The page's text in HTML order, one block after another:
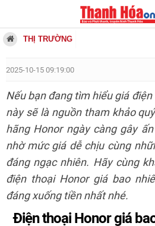
THỊ TRƯỜNG
2025-10-15 09:19:00
Nếu bạn đang tìm hiểu giá
này sẽ là nguồn tham khảo
hãng Honor ngày càng gây
nhờ mức giá dễ chịu cùng
đáng ngạc nhiên. Hãy cùng
điện thoại Honor giá bao
đáng xuống tiền nhất nhé.
Điện thoại Honor giá